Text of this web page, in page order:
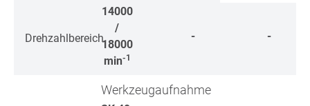
Drehzahlbereich
14000
/
18000
min-1
- -
Werkzeugaufnahme